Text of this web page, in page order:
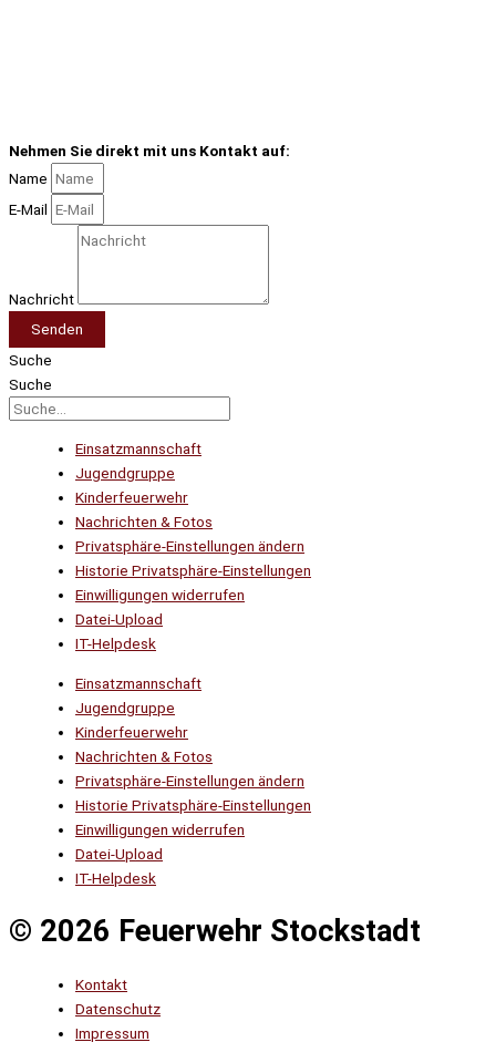
Nehmen Sie direkt mit uns Kontakt auf:
Name
E-Mail
Nachricht
Senden
Suche
Suche
Einsatzmannschaft
Jugendgruppe
Kinderfeuerwehr
Nachrichten & Fotos
Privatsphäre-Einstellungen ändern
Historie Privatsphäre-Einstellungen
Einwilligungen widerrufen
Datei-Upload
IT-Helpdesk
Einsatzmannschaft
Jugendgruppe
Kinderfeuerwehr
Nachrichten & Fotos
Privatsphäre-Einstellungen ändern
Historie Privatsphäre-Einstellungen
Einwilligungen widerrufen
Datei-Upload
IT-Helpdesk
© 2026 Feuerwehr Stockstadt
Kontakt
Datenschutz
Impressum